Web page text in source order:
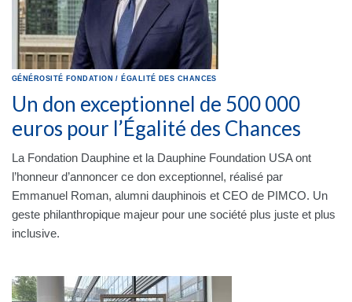
GÉNÉROSITÉ FONDATION / ÉGALITÉ DES CHANCES
Un don exceptionnel de 500 000
euros pour l’Égalité des Chances
La Fondation Dauphine et la Dauphine Foundation USA ont
l’honneur d’annoncer ce don exceptionnel, réalisé par
Emmanuel Roman, alumni dauphinois et CEO de PIMCO. Un
geste philanthropique majeur pour une société plus juste et plus
inclusive.